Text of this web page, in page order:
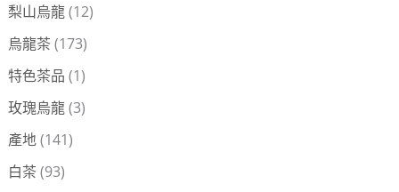
梨山烏龍(12)
烏龍茶 (173)
特色茶品 (1)
玫瑰烏龍(3)
產地(141)
白茶 (93)